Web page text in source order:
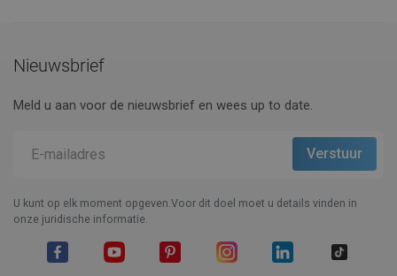
Nieuwsbrief
Meld u aan voor de nieuwsbrief en wees up to date.
U kunt op elk moment opgeven.Voor dit doel moet u details vinden in
onze juridische informatie.